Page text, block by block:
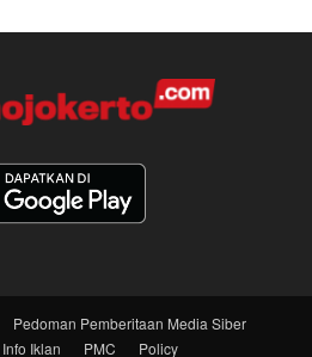
Pedoman Pemberitaan Media Siber
Info Iklan PMC Policy